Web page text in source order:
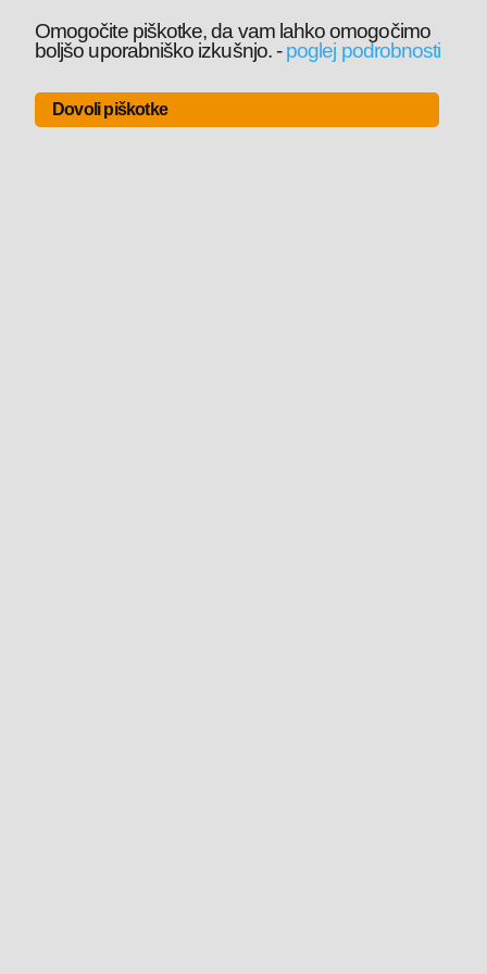
Omogočite piškotke, da vam lahko omogočimo
boljšo uporabniško izkušnjo.-poglej podrobnosti
Dovoli piškotke